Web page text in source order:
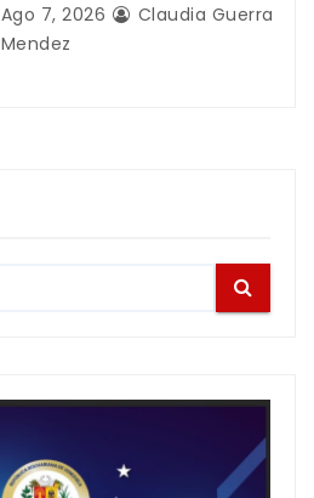
Ago 7, 2026
Claudia Guerra
Mendez